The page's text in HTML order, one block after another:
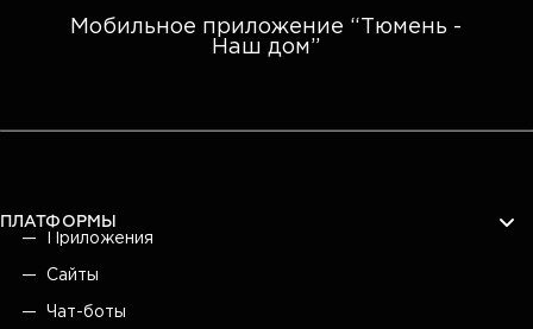
Мобильное приложение “Тюмень -
Наш дом”
ПЛАТФОРМЫ
Приложения
Сайты
Чат-боты